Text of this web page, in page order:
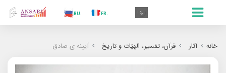
.RU
.ES
.IN
خانه آثار قرآن، تفسیر، الهیّات و تاریخ آیینه ی صادق